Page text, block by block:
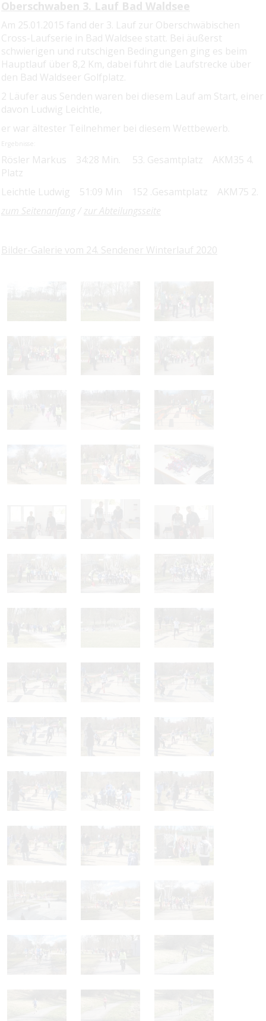
Oberschwaben 3. Lauf Bad Waldsee
Am 25.01.2015 fand der 3. Lauf zur Oberschwäbischen
Cross-Laufserie in Bad Waldsee statt. Bei äußerst
schwierigen und rutschigen Bedingungen ging es beim
Hauptlauf über 8,2 Km, dabei führt die Laufstrecke über
den Bad Waldseer Golfplatz.
2 Läufer aus Senden waren bei diesem Lauf am Start, einer
davon Ludwig Leichtle,
er war ältester Teilnehmer bei diesem Wettbewerb.
Ergebnisse:
Rösler Markus 34:28 Min. 53. Gesamtplatz AKM35 4.
Platz
Leichtle Ludwig 51:09 Min 152 .Gesamtplatz AKM75 2.
zum Seitenanfang /zur Abteilungsseite
Bilder-Galerie vom 24. Sendener Winterlauf 2020